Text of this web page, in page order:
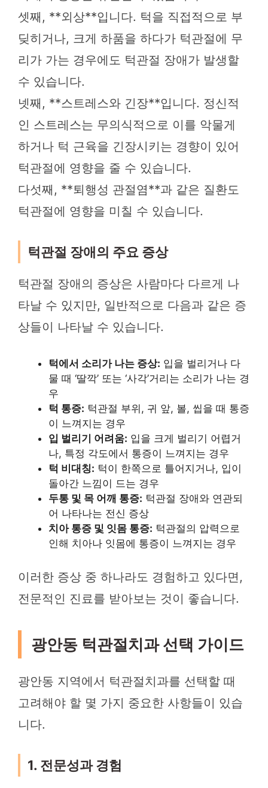
셋째, **외상**입니다. 턱을 직접적으로 부
딪히거나, 크게 하품을 하다가 턱관절에 무
리가 가는 경우에도 턱관절 장애가 발생할
수 있습니다.
넷째, **스트레스와 긴장**입니다. 정신적
인 스트레스는 무의식적으로 이를 악물게
하거나 턱 근육을 긴장시키는 경향이 있어
턱관절에 영향을 줄 수 있습니다.
다섯째, **퇴행성 관절염**과 같은 질환도
턱관절에 영향을 미칠 수 있습니다.
턱관절 장애의 주요 증상
턱관절 장애의 증상은 사람마다 다르게 나
타날 수 있지만, 일반적으로 다음과 같은 증
상들이 나타날 수 있습니다.
턱에서 소리가 나는 증상: 입을 벌리거나 다
물 때 ‘딸깍’ 또는 ‘사각’거리는 소리가 나는 경
우
턱 통증: 턱관절 부위, 귀 앞, 볼, 씹을 때 통증
이 느껴지는 경우
입 벌리기 어려움: 입을 크게 벌리기 어렵거
나, 특정 각도에서 통증이 느껴지는 경우
턱 비대칭: 턱이 한쪽으로 틀어지거나, 입이
돌아간 느낌이 드는 경우
두통 및 목 어깨 통증: 턱관절 장애와 연관되
어 나타나는 전신 증상
치아 통증 및 잇몸 통증: 턱관절의 압력으로
인해 치아나 잇몸에 통증이 느껴지는 경우
이러한 증상 중 하나라도 경험하고 있다면,
전문적인 진료를 받아보는 것이 좋습니다.
광안동 턱관절치과 선택 가이드
광안동 지역에서 턱관절치과를 선택할 때
고려해야 할 몇 가지 중요한 사항들이 있습
니다.
1. 전문성과 경험